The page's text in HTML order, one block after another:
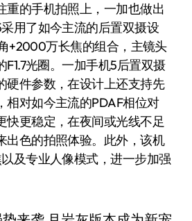
重的手机拍照上，一加也做出
用了如今主流的后置双摄设
+2000万长焦的组合，主镜头
光圈。一加手机5后置双摄
硬件参数，在设计上还支持先
相对如今主流的PDAF相位对
快更稳定，在夜间或光线不足
出色的拍照体验。此外，该机
及专业人像模式，进一步加强